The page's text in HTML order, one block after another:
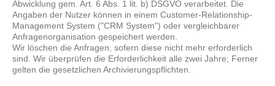
Abwicklung gem. Art. 6 Abs. 1 lit. b) DSGVO verarbeitet. Die
Angaben der Nutzer können in einem Customer-Relationship-
Management System ("CRM System") oder vergleichbarer
Anfragenorganisation gespeichert werden.
Wir löschen die Anfragen, sofern diese nicht mehr erforderlich
sind. Wir überprüfen die Erforderlichkeit alle zwei Jahre; Ferner
gelten die gesetzlichen Archivierungspflichten.